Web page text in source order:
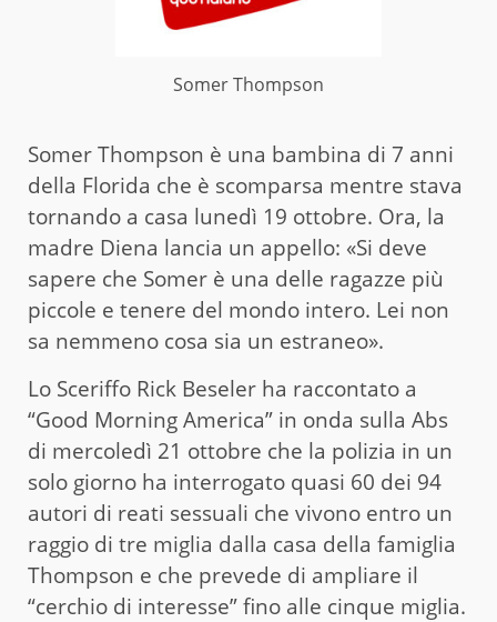
Somer Thompson
Somer Thompson è una bambina di 7 anni
della Florida che è scomparsa mentre stava
tornando a casa lunedì 19 ottobre. Ora, la
madre Diena lancia un appello: «Si deve
sapere che Somer è una delle ragazze più
piccole e tenere del mondo intero. Lei non
sa nemmeno cosa sia un estraneo».
Lo Sceriffo Rick Beseler ha raccontato a
“Good Morning America” in onda sulla Abs
di mercoledì 21 ottobre che la polizia in un
solo giorno ha interrogato quasi 60 dei 94
autori di reati sessuali che vivono entro un
raggio di tre miglia dalla casa della famiglia
Thompson e che prevede di ampliare il
“cerchio di interesse” fino alle cinque miglia.